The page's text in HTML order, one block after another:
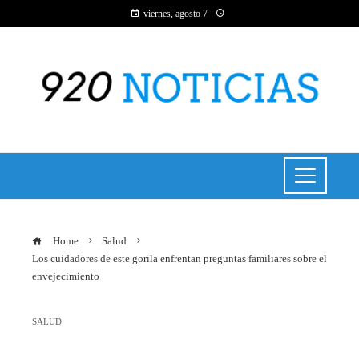
viernes, agosto 7
Home
Salud
Los cuidadores de este gorila enfrentan preguntas familiares sobre el
envejecimiento
SALUD